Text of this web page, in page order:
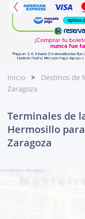
Inicio Destinos de
Zaragoza
Terminales de
Hermosillo
Zaragoza